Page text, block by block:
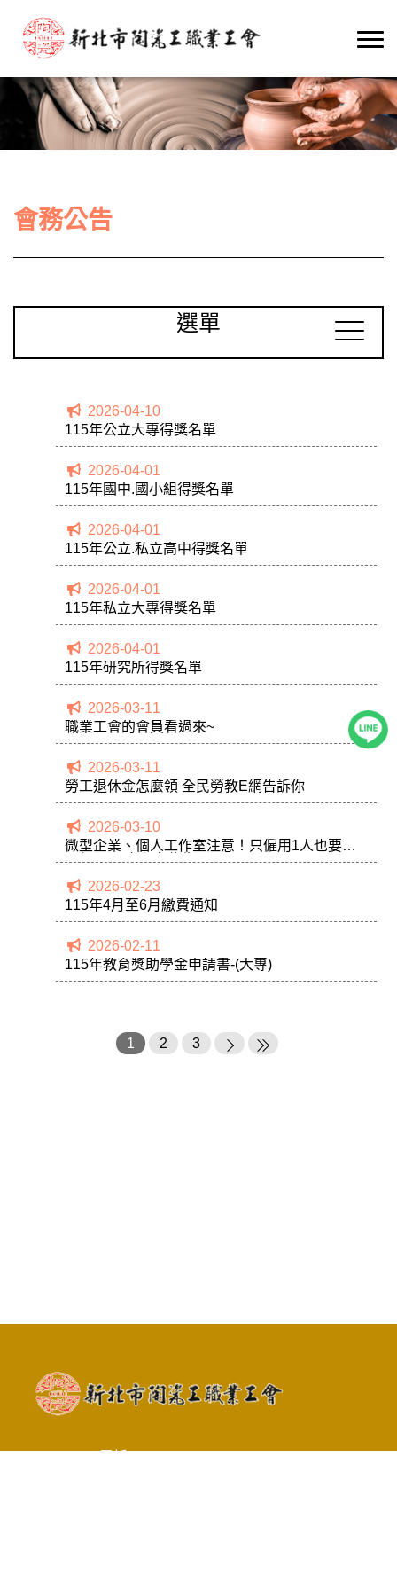
會務公告
選單
2026-04-10
115年公立大專得獎名單
2026-04-01
115年國中.國小組得獎名單
2026-04-01
115年公立.私立高中得獎名單
2026-04-01
115年私立大專得獎名單
2026-04-01
115年研究所得獎名單
2026-03-11
職業工會的會員看過來~
2026-03-11
勞工退休金怎麼領 全民勞教E網告訴你
2026-03-10
微型企業、個人工作室注意！只僱用1人也要納
災保 員工安全有依靠
2026-02-23
115年4月至6月繳費通知
2026-02-11
115年教育獎助學金申請書-(大專)
1 2 3